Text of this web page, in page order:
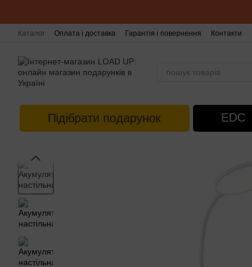
Каталог Оплата і доставка Гарантія і повернення Контакти
Підібрати подарунок EDC